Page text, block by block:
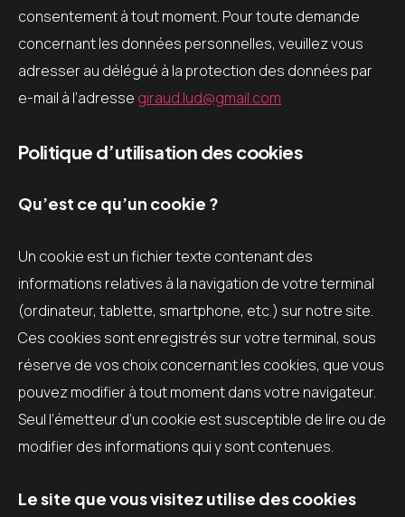
consentement à tout moment. Pour toute demande
concernant les données personnelles, veuillez vous
adresser au délégué à la protection des données par
e-mail à l’adresse giraud.lud@gmail.com
Politique d’utilisation des cookies
Qu’est ce qu’un cookie ?
Un cookie est un fichier texte contenant des
informations relatives à la navigation de votre terminal
(ordinateur, tablette, smartphone, etc.) sur notre site.
Ces cookies sont enregistrés sur votre terminal, sous
réserve de vos choix concernant les cookies, que vous
pouvez modifier à tout moment dans votre navigateur.
Seul l’émetteur d’un cookie est susceptible de lire ou de
modifier des informations qui y sont contenues.
Le site que vous visitez utilise des cookies